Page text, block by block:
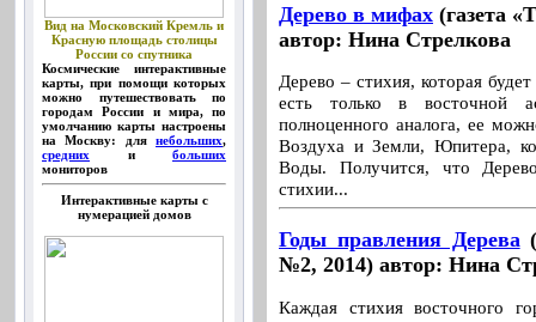
Вид на Московский Кремль и
Красную площадь столицы
России со спутника
Космические интерактивные
карты, при помощи которых
можно путешествовать по
городам России и мира, по
умолчанию карты настроены
на Москву: для небольших,
средних и больших
мониторов
Интерактивные карты с
нумерацией домов
Дерево в мифах (газета
автор: Нина Стрелкова
Дерево – стихия, которая
есть только в восточной
полноценного аналога, ее
Воздуха и Земли, Юпитера,
Воды. Получится, что
стихии...
Годы правления Дерева
№2, 2014) автор: Нина
Каждая стихия восточного